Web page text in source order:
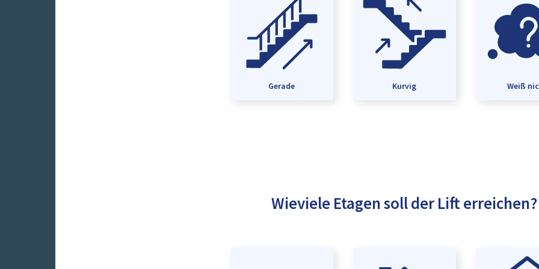
Gerade Kurvig Weiß
Wieviele Etagen soll der Lift erreichen?